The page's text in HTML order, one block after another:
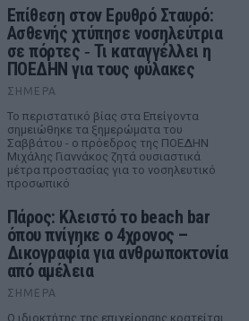
Επίθεση στον Ερυθρό Σταυρό:
Ασθενής χτύπησε νοσηλεύτρια
σε πόρτες ‑ Τι καταγγέλλει η
ΠΟΕΔΗΝ για τους φύλακες
ΣΉΜΕΡΑ
Το περιστατικό βίας στα Επείγοντα
σημειώθηκε τα ξημερώματα του
Σαββάτου - ο πρόεδρος της ΠΟΕΔΗΝ
Μιχάλης Γιαννάκος ζητά ουσιαστικά
μέτρα προστασίας για το νοσηλευτικό
προσωπικό
Πάρος: Κλειστό το beach bar
όπου πνίγηκε ο 4χρονος –
Δικογραφία για ανθρωποκτονία
από αμέλεια
ΣΉΜΕΡΑ
Ο ιδιοκτήτης της επιχείρησης κρατείται